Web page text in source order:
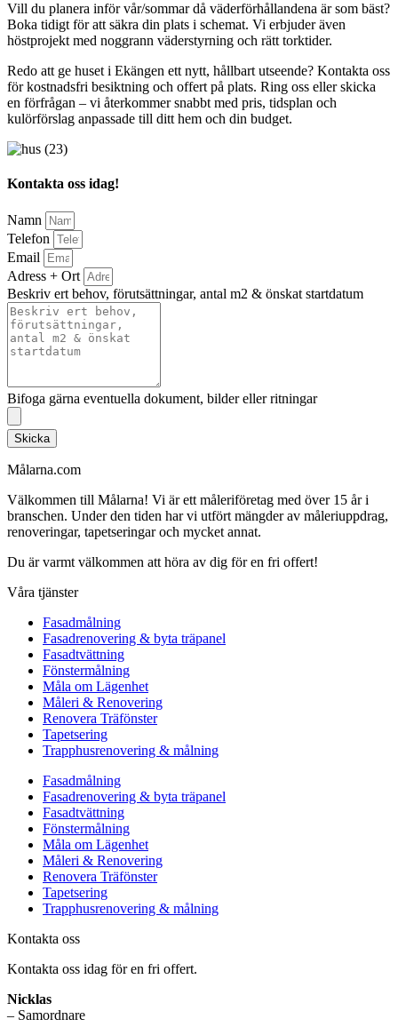
Vill du planera inför vår/sommar då väderförhållandena är som bäst?
Boka tidigt för att säkra din plats i schemat. Vi erbjuder även
höstprojekt med noggrann väderstyrning och rätt torktider.
Redo att ge huset i Ekängen ett nytt, hållbart utseende? Kontakta oss
för kostnadsfri besiktning och offert på plats. Ring oss eller skicka
en förfrågan – vi återkommer snabbt med pris, tidsplan och
kulörförslag anpassade till ditt hem och din budget.
Kontakta oss idag!
Namn
Telefon
Email
Adress + Ort
Beskriv ert behov, förutsättningar, antal m2 & önskat startdatum
Bifoga gärna eventuella dokument, bilder eller ritningar
Skicka
Målarna.com
Välkommen till Målarna! Vi är ett måleriföretag med över 15 år i
branschen. Under den tiden har vi utfört mängder av måleriuppdrag,
renoveringar, tapetseringar och mycket annat.
Du är varmt välkommen att höra av dig för en fri offert!
Våra tjänster
Fasadmålning
Fasadrenovering & byta träpanel
Fasadtvättning
Fönstermålning
Måla om Lägenhet
Måleri & Renovering
Renovera Träfönster
Tapetsering
Trapphusrenovering & målning
Fasadmålning
Fasadrenovering & byta träpanel
Fasadtvättning
Fönstermålning
Måla om Lägenhet
Måleri & Renovering
Renovera Träfönster
Tapetsering
Trapphusrenovering & målning
Kontakta oss
Kontakta oss idag för en fri offert.
Nicklas
– Samordnare